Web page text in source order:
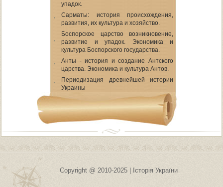
упадок.
Сарматы: история происхождения,
развития, их культура и хозяйство.
Боспорское царство возникновение,
развитие и упадок. Экономика и
культура Боспорского государства.
Анты - история и создание Антского
царства. Экономика и культура Антов.
Периодизация древнейшей истории
Украины
Copyright @ 2010-2025 | Історія України